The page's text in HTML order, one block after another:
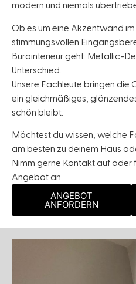
modern und niemals
Ob es um eine Akzentwand
stimmungsvollen
Bürointerieur geht: Metallic-
Unterschied.
Unsere Fachleute bringen die
ein gleichmäßiges,
schön bleibt.
Möchtest du wissen, welche
am besten zu deinem Haus
Nimm gerne Kontakt auf oder
Angebot an.
ANGEBOT
ANFORDERN